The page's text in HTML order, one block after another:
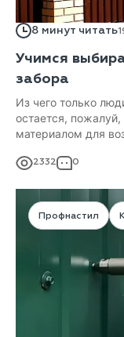
8 минут читать
Учимся
забора
Из чего только
остается,
материалом для
сравнительно
2332 0
Профнастил